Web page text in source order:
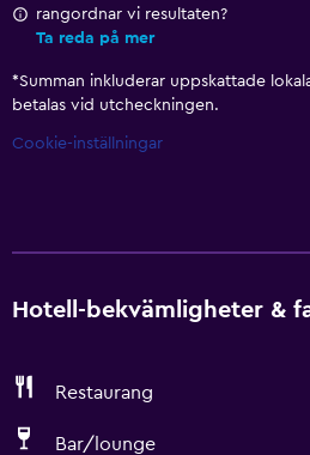
rangordnar vi resultaten?
Ta reda på mer
*Summan inkluderar uppskattade
betalas vid utcheckningen.
Cookie-inställningar
Hotell-bekvämligheter &
Restaurang
Bar/lounge